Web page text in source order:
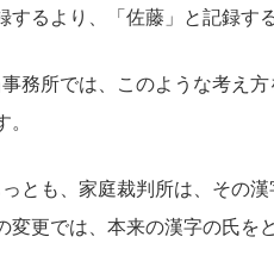
するより、「佐藤」と記録す
事務所では、このような考え
。
っとも、家庭裁判所は、その
変更では、本来の漢字の氏を